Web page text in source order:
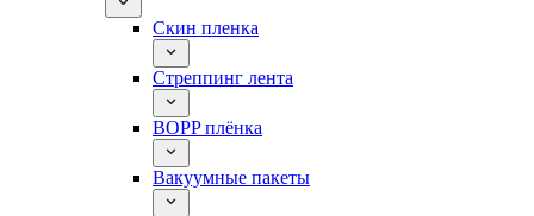
Скин пленка
Стреппинг лента
BOPP плёнка
Вакуумные пакеты